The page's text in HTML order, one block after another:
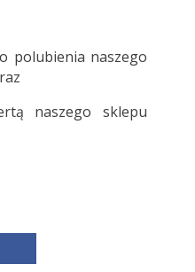
polubienia naszego
naszegosklepu